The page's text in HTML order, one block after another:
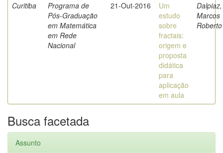
Curitiba
Programa de
Pós-Graduação
em Matemática
em Rede
Nacional
21-Out-2016
Um
estudo
sobre
fractais:
origem e
proposta
didática
para
aplicação
em aula
Dalpiaz,
Marcos
Roberto
Busca facetada
Assunto